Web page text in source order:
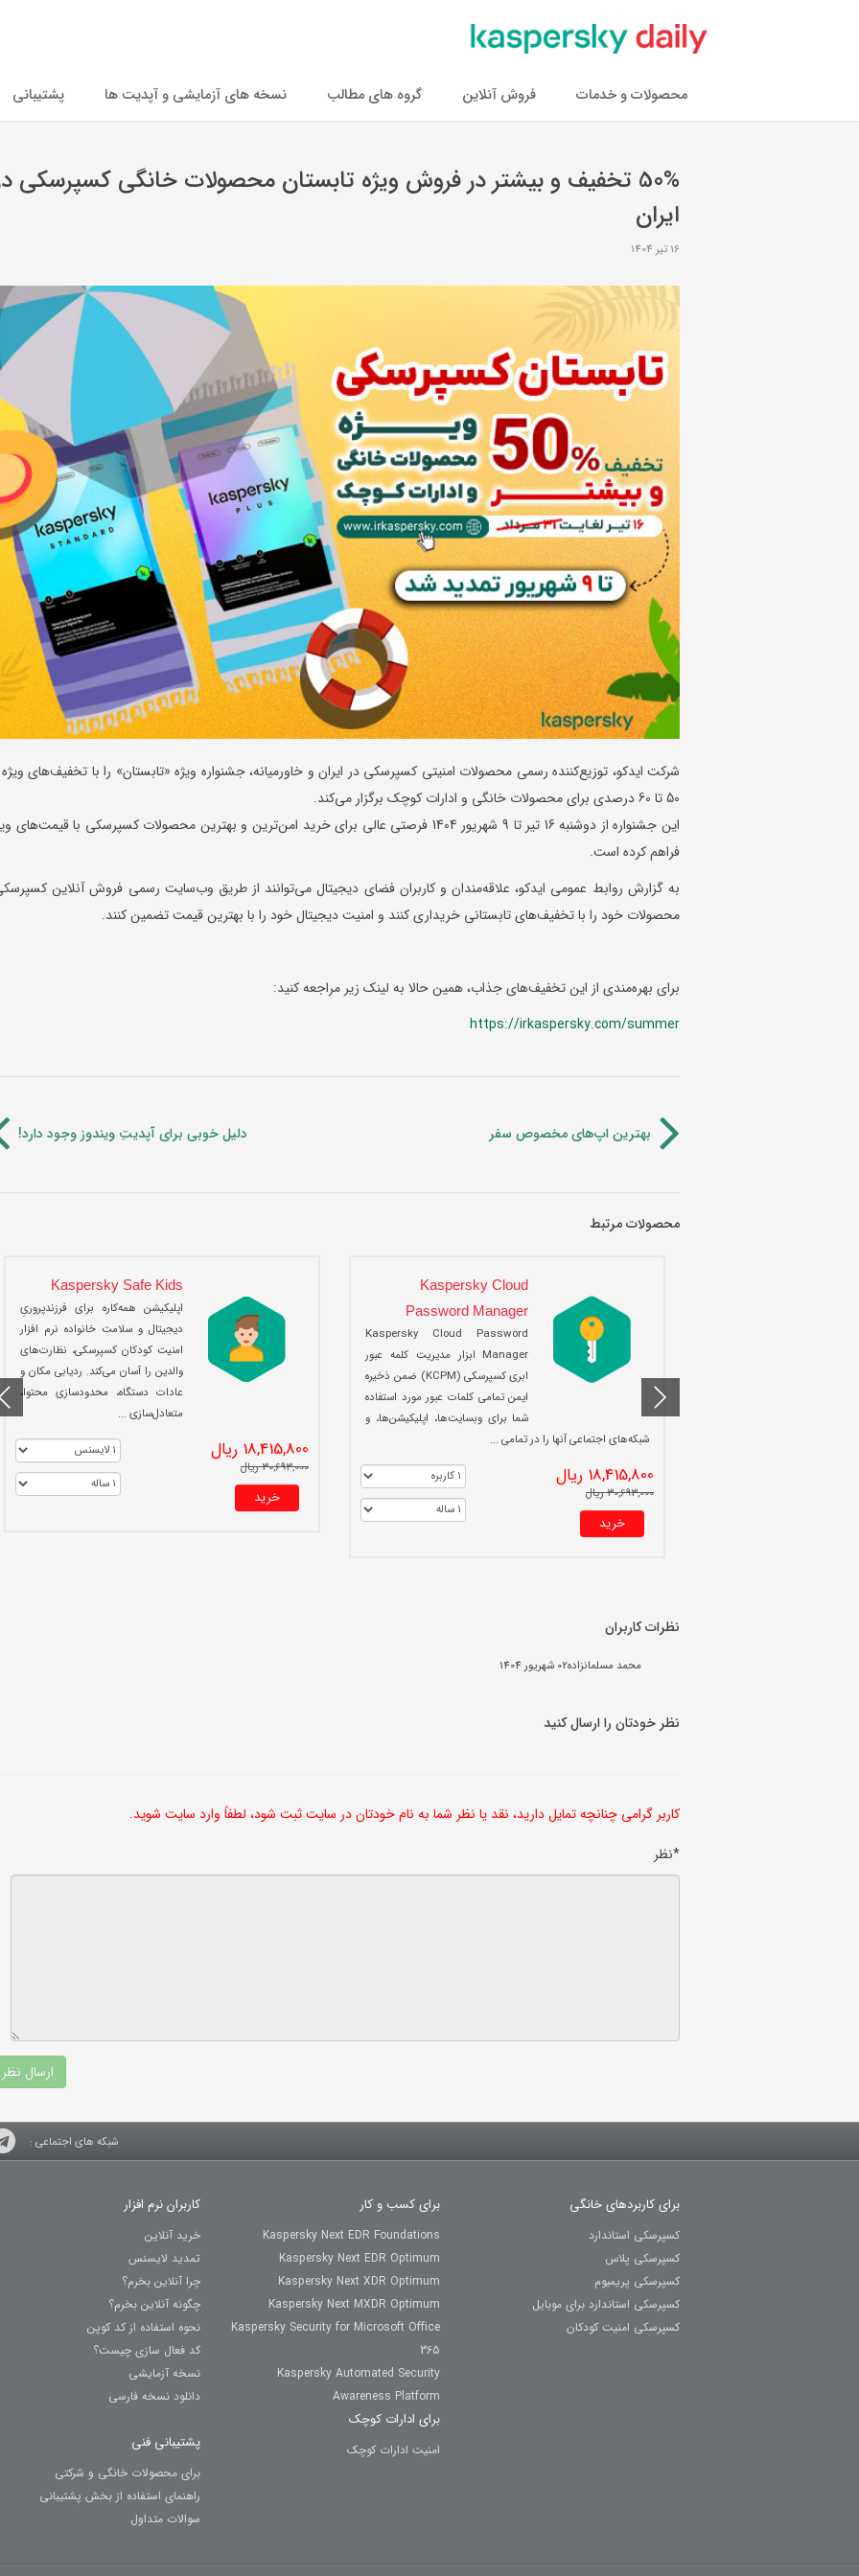
محصولات و خدمات فروش آنلاین گروه های مطالب نسخه های آزمایشی و آپدیت ها پشتیبانی
50% تخفیف و بیشتر در فروش ویژه تابستان محصولات خانگی کسپرسکی
ایران
16 تیر 1404
شرکت ایدکو، توزیع‌کننده رسمی محصولات امنیتی کسپرسکی در ایران و خاورمیانه، جشنواره ویژه «تابستان» را با تخفیف‌های ویژه
50 تا 60 درصدی برای محصولات خانگی و ادارات کوچک برگزار می‌کند.
این جشنواره از دوشنبه 16 تیر تا 9 شهریور 1404 فرصتی عالی برای خرید امن‌ترین و بهترین محصولات کسپرسکی با قیمت‌های
فراهم کرده است.
به گزارش روابط عمومی ایدکو، علاقه‌مندان و کاربران فضای دیجیتال می‌توانند از طریق وب‌سایت رسمی فروش آنلاین
محصولات خود را با تخفیف‌های تابستانی خریداری کنند و امنیت دیجیتال خود را با بهترین قیمت تضمین کنند.
برای بهره‌مندی از این تخفیف‌های جذاب، همین حالا به لینک زیر مراجعه کنید:
https://irkaspersky.com/summer
دلیل خوبی برای آپدیتِ ویندوز وجود دارد! بهترین اپ‌های مخصوص سفر
محصولات مرتبط
Kaspersky Cloud
Password Manager
Kaspersky Cloud Password
Manager ابزار مدیریت کلمه عبور
ابری کسپرسکی (KCPM) ضمن ذخیره
ایمن تمامی کلمات عبور مورد استفاده
شما برای وبسایت‌ها، اپلیکیشن‌ها، و
شبکه‌های اجتماعی آنها را در تمامی ...
18,415,800 ریال
30,693,000 ریال
خرید
Kaspersky Safe Kids
اپلیکیشن همه‌کاره برای فرزندپروریِ
دیجیتال و سلامت خانواده نرم افزار
امنیت کودکان کسپرسکی، نظارت‌های
والدین را آسان می‌کند. ردیابی مکان و
عادات دستگاه، محدودسازی محتوا،
متعادل‌سازی ...
18,415,800 ریال
30,693,000 ریال
خرید
نظرات کاربران
محمد مسلمانزاده02 شهریور 1404
نظر خودتان را ارسال کنید
کاربر گرامی چنانچه تمایل دارید، نقد یا نظر شما به نام خودتان در سایت ثبت شود، لطفاً وارد سایت شوید.
*نظر
شبکه های اجتماعی :
برای کاربردهای خانگی
کسپرسکی استاندارد
کسپرسکی پلاس
کسپرسکی پریمیوم
کسپرسکی استاندارد برای موبایل
کسپرسکی امنیت کودکان
برای کسب و کار
Kaspersky Next EDR Foundations
Kaspersky Next EDR Optimum
Kaspersky Next XDR Optimum
Kaspersky Next MXDR Optimum
Kaspersky Security for Microsoft Office
365
Kaspersky Automated Security
Awareness Platform
برای ادارات کوچک
امنیت ادارات کوچک
کاربران نرم افزار
خرید آنلاین
تمدید لایسنس
چرا آنلاین بخرم؟
چگونه آنلاین بخرم؟
نحوه استفاده از کد کوپن
کد فعال سازی چیست؟
نسخه آزمایشی
دانلود نسخه فارسی
پشتیبانی فنی
برای محصولات خانگی و شرکتی
راهنمای استفاده از بخش پشتیبانی
سوالات متداول